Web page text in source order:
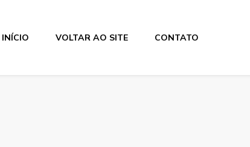
INÍCIO VOLTAR AO SITE CONTATO